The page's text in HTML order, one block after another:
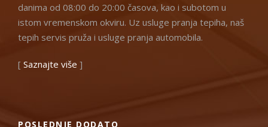
danima od 08:00 do 20:00 časova, kao i subotom u
istom vremenskom okviru. Uz usluge pranja tepiha, naš
tepih servis pruža i usluge pranja automobila.
[ Saznajte više ]
POSLEDNJE DODATO